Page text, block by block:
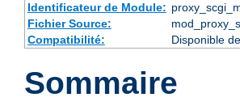
Identificateur de Module:
Fichier Source:
Compatibilité:
Disponible
Sommaire